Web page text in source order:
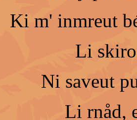
Ki m' inmreut
Li
Ni saveut
Li rnåd,